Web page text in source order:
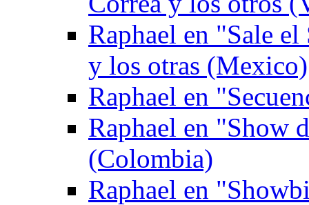
Raphael en "Sale
y los otras (Mexico)
Raphael en
Raphael en "Show
(Colombia)
Raphael en